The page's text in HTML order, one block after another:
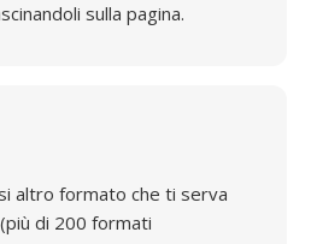
sulla pagina.
altro formato che ti serva
di 200 formati